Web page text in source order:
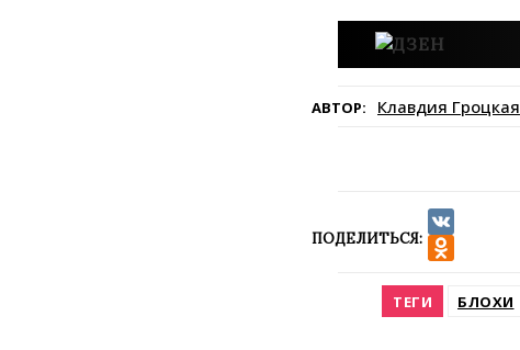
АВТОР: Клавдия Гроцкая
ПОДЕЛИТЬСЯ:
VK
ТЕГИ БЛОХИ